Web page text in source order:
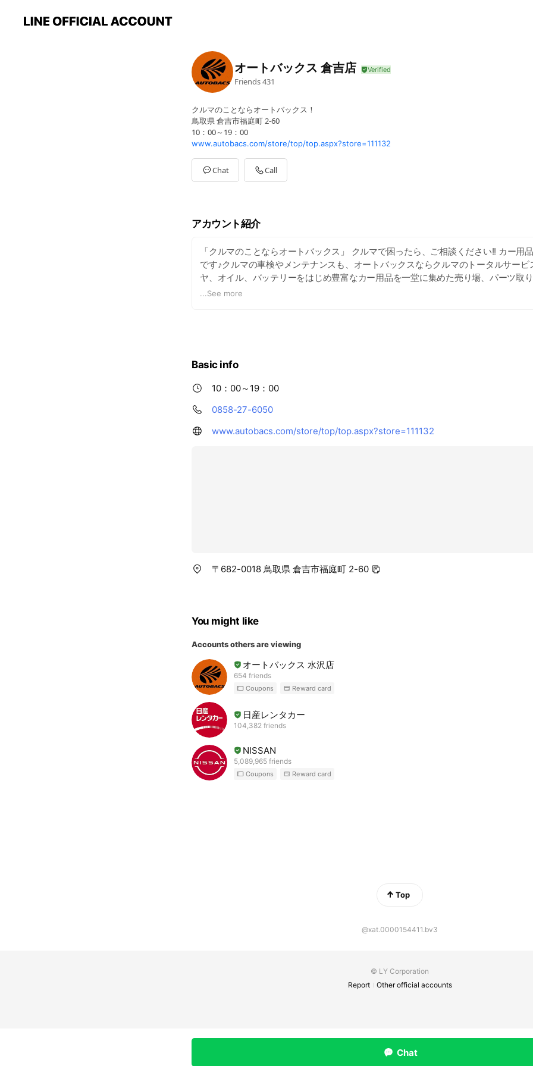
オートバックス 倉吉店
Friends431
クルマのことならオートバックス！
鳥取県 倉吉市福庭町 2-60
10：00～19：00
www.autobacs.com/store/top/top.aspx?store=111132
Chat Call
アカウント紹介
「クルマのことならオートバックス」 クルマで困ったら、ご相談ください!! カー用
です♪クルマの車検やメンテナンスも、オートバックスならクルマのトータルサービ
ヤ、オイル、バッテリーをはじめ豊富なカー用品を一堂に集めた売り場、パーツ取
ンテナンスを行えるピット。 オレンジ色の看板でお馴染みのオートバックスに、是
...See more
Basic info
10：00～19：00
0858-27-6050
www.autobacs.com/store/top/top.aspx?store=111132
〒682-0018 鳥取県 倉吉市福庭町 2-60
You might like
Accounts others are viewing
オートバックス 水沢店
654 friends
Coupons Reward card
日産レンタカー
104,382 friends
NISSAN
5,089,965 friends
Coupons Reward card
Top
@xat.0000154411.bv3
© LY Corporation
Report
Other official accounts
Chat